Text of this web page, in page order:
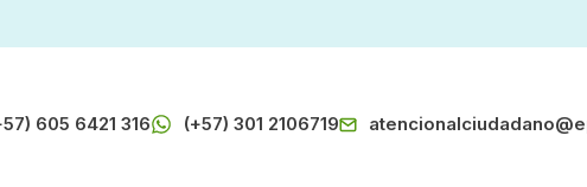
605 6421 316 (+57) 301 2106719